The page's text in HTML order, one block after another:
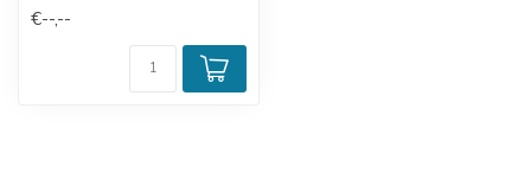
€--,--